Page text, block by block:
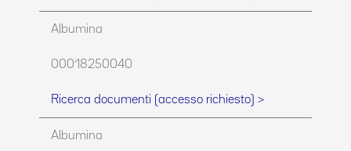
Albumina
00018250040
Ricerca documenti (accesso richiesto) >
Albumina